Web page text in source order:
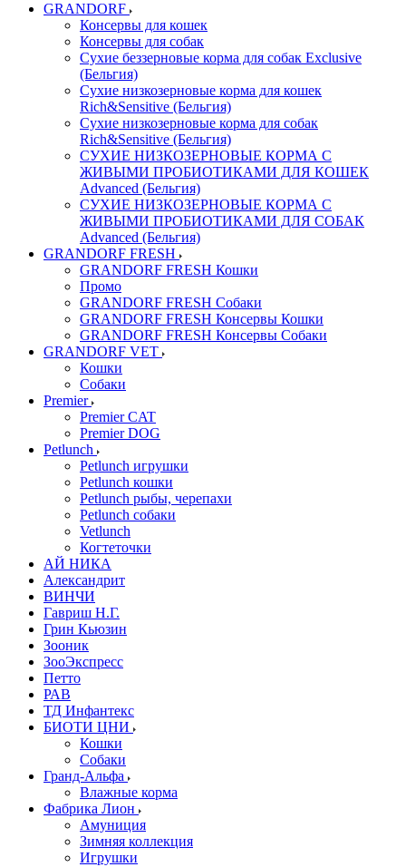
GRANDORF
Консервы для кошек
Консервы для собак
Сухие беззерновые корма для собак Exclusive
(Бельгия)
Сухие низкозерновые корма для кошек
Rich&Sensitive (Бельгия)
Сухие низкозерновые корма для собак
Rich&Sensitive (Бельгия)
СУХИЕ НИЗКОЗЕРНОВЫЕ КОРМА С
ЖИВЫМИ ПРОБИОТИКАМИ ДЛЯ КОШЕК
Advanced (Бельгия)
СУХИЕ НИЗКОЗЕРНОВЫЕ КОРМА С
ЖИВЫМИ ПРОБИОТИКАМИ ДЛЯ СОБАК
Advanced (Бельгия)
GRANDORF FRESH
GRANDORF FRESH Кошки
Промо
GRANDORF FRESH Собаки
GRANDORF FRESH Консервы Кошки
GRANDORF FRESH Консервы Собаки
GRANDORF VET
Кошки
Собаки
Premier
Premier CAT
Premier DOG
Petlunch
Petlunch игрушки
Petlunch кошки
Petlunch рыбы, черепахи
Petlunch собаки
Vetlunch
Когтеточки
АЙ НИКА
Александрит
ВИНЧИ
Гавриш Н.Г.
Грин Кьюзин
Зооник
ЗооЭкспресс
Петто
РАВ
ТД Инфантекс
БИОТИ ЦНИ
Кошки
Собаки
Гранд-Альфа
Влажные корма
Фабрика Лион
Амуниция
Зимняя коллекция
Игрушки